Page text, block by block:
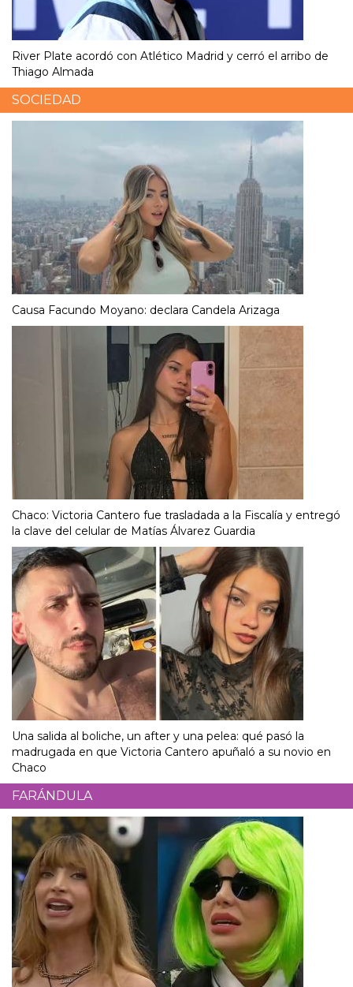
River Plate acordó con Atlético Madrid y cerró el arribo de
Thiago Almada
SOCIEDAD
Causa Facundo Moyano: declara Candela Arizaga
Chaco: Victoria Cantero fue trasladada a la Fiscalía y entregó
la clave del celular de Matías Álvarez Guardia
Una salida al boliche, un after y una pelea: qué pasó la
madrugada en que Victoria Cantero apuñaló a su novio en
Chaco
FARÁNDULA